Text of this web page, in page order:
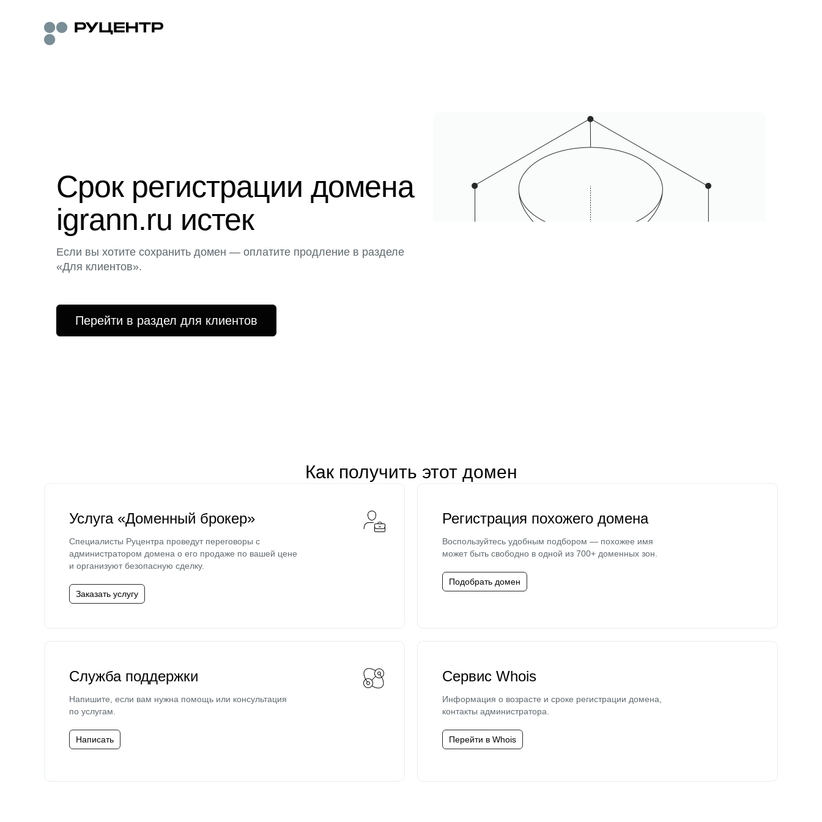
Срок регистрации домена
igrann.ru истек
Если вы хотите сохранить домен — оплатите продление в разделе
«Для клиентов».
Перейти в раздел для клиентов
Как получить этот домен
Услуга «Доменный брокер»
Специалисты Руцентра проведут переговоры с
администратором домена о его продаже по вашей цене
и организуют безопасную сделку.
Заказать услугу
Регистрация похожего домена
Воспользуйтесь удобным подбором — похожее имя
может быть свободно в одной из 700+ доменных зон.
Подобрать домен
Служба поддержки
Напишите, если вам нужна помощь или консультация
по услугам.
Написать
Сервис Whois
Информация о возрасте и сроке регистрации домена,
контакты администратора.
Перейти в Whois